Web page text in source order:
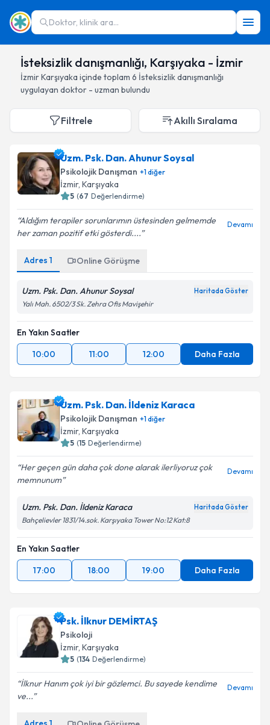
Doktor, klinik ara...
İsteksizlik danışmanlığı, Karşıyaka - İzmir
İzmirKarşıyaka içinde toplam 6 İsteksizlik danışmanlığı
uygulayan doktor - uzman bulundu
Filtrele Akıllı Sıralama
Uzm. Psk. Dan. Ahunur Soysal
Psikolojik Danışman +1diğer
İzmir, Karşıyaka
5 (67 Değerlendirme)
Aldığım terapiler sorunlarımın üstesinden gelmemde
her zaman pozitif etki gösterdi....
Devamı
Adres 1 Online Görüşme
Uzm. Psk. Dan. Ahunur Soysal Haritada Göster
Yalı Mah. 6502/3 Sk. Zehra Ofis Mavişehir
En Yakın Saatler
10:00
11:00 12:00 Daha Fazla
Uzm. Psk. Dan. İldeniz Karaca
Psikolojik Danışman +1diğer
İzmir, Karşıyaka
5 (15 Değerlendirme)
Her geçen gün daha çok done alarak ilerliyoruz çok
memnunum
Devamı
Uzm. Psk. Dan. İldeniz Karaca Haritada Göster
Bahçelievler 1831/14.sok. Karşıyaka Tower No:12 Kat:8
En Yakın Saatler
17:00
18:00 19:00 Daha Fazla
Psk. İlknur DEMİRTAŞ
Psikoloji
İzmir, Karşıyaka
5 (134 Değerlendirme)
İlknur Hanım çok iyi bir gözlemci. Bu sayede kendime
ve...
Devamı